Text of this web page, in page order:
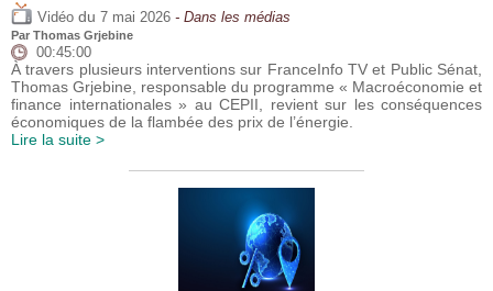
Vidéo du 7 mai 2026 - Dans les médias
Par Thomas Grjebine
00:45:00
À travers plusieurs interventions sur FranceInfo TV et Public Sénat,
Thomas Grjebine, responsable du programme « Macroéconomie et
finance internationales » au CEPII, revient sur les conséquences
économiques de la flambée des prix de l’énergie.
Lire la suite >